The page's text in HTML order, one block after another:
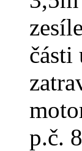
části
p.č.